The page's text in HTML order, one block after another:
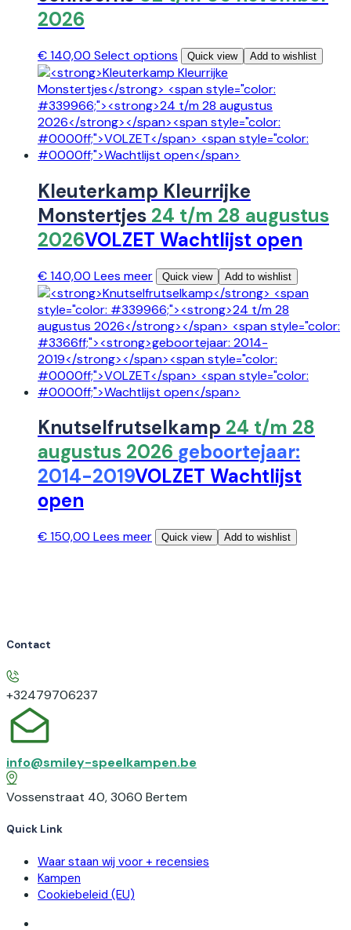
2026
€140,00 Select options Quick view Add to wishlist
Kleuterkamp Kleurrijke
Monstertjes 24 t/m 28 augustus
2026VOLZET Wachtlijst open
€140,00 Lees meer Quick view Add to wishlist
Knutselfrutselkamp 24 t/m 28
augustus 2026 geboortejaar:
2014-2019VOLZET Wachtlijst
open
€150,00 Lees meer Quick view Add to wishlist
Contact
+32479706237
info@smiley-speelkampen.be
Vossenstraat 40, 3060 Bertem
Quick Link
Waar staan wij voor + recensies
Kampen
Cookiebeleid (EU)